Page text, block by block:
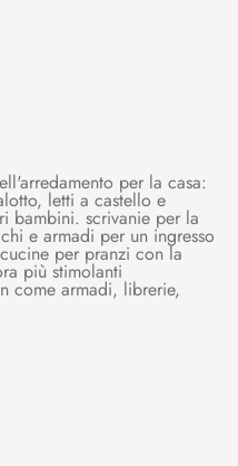
per la casa:
letti a castello e
bambini. scrivanie per la
e armadi per un ingresso
per pranzi con la
più stimolanti
come armadi, librerie,